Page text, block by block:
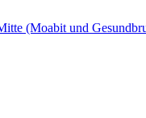
(Moabit und